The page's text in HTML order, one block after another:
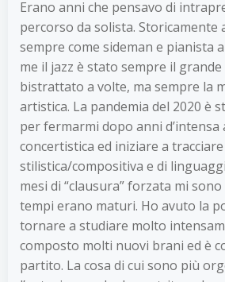
Erano anni che pensavo di
percorso da solista. Storicamente
sempre come sideman e pianista
me il jazz è stato sempre il grande
bistrattato a volte, ma sempre la
artistica. La pandemia del 2020 è
per fermarmi dopo anni d’intensa
concertistica ed iniziare a
stilistica/compositiva e di
mesi di “clausura” forzata mi
tempi erano maturi. Ho avuto la
tornare a studiare molto
composto molti nuovi brani ed è
partito. La cosa di cui sono più